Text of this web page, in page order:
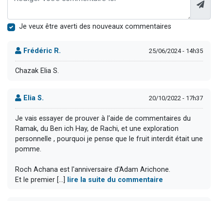
Je veux être averti des nouveaux commentaires
Frédéric R. 25/06/2024 - 14h35
Chazak Elia S.
Elia S. 20/10/2022 - 17h37
Je vais essayer de prouver à l'aide de commentaires du
Ramak, du Ben ich Hay, de Rachi, et une exploration
personnelle , pourquoi je pense que le fruit interdit était une
pomme.
Roch Achana est l'anniversaire d'Adam Arichone.
Et le premier [...]
lire la suite du commentaire